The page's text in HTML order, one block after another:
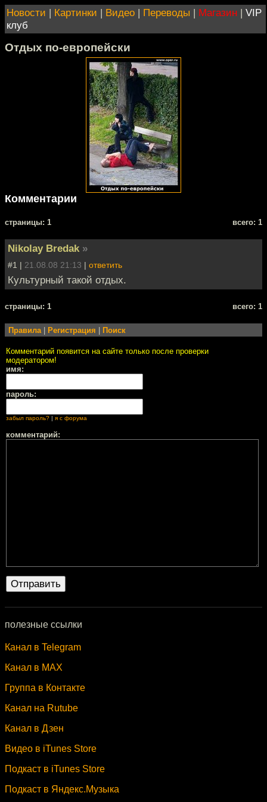
Новости | Картинки | Видео | Переводы | Магазин | VIP
клуб
Отдых по-европейски
Комментарии
cтраницы: 1 всего: 1
Nikolay Bredak »
#1 | 21.08.08 21:13 | ответить
Культурный такой отдых.
cтраницы: 1 всего: 1
Правила Регистрация Поиск
Комментарий появится на сайте только после проверки
модератором!
имя:
пароль:
забыл пароль? | я с форума
комментарий:
полезные ссылки
Канал в Telegram
Канал в MAX
Группа в Контакте
Канал на Rutube
Канал в Дзен
Видео в iTunes Store
Подкаст в iTunes Store
Подкаст в Яндекс.Музыка